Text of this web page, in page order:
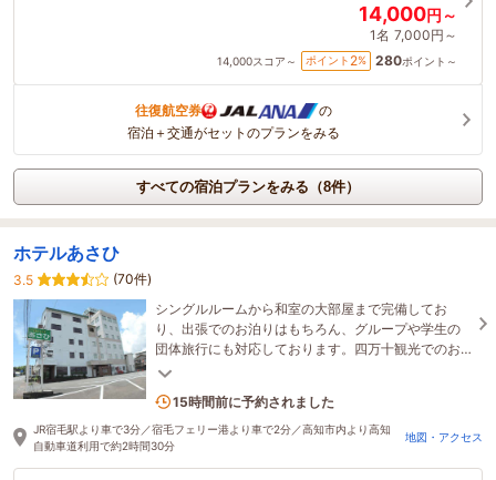
14,000円～
1名 7,000円～
14,000スコア～ ポイント 2% 280ポイント～
往復航空券
の
宿泊＋交通がセットのプランをみる
すべての宿泊プランをみる（8件）
ホテルあさひ
3.5
(70件)
シングルルームから和室の大部屋まで完備してお
り、出張でのお泊りはもちろん、グループや学生の
団体旅行にも対応しております。四万十観光でのお
泊りもOK！無料駐車場完備、夕食・朝食の提供もご
15時間前に予約されました
JR宿毛駅より車で3分／宿毛フェリー港より車で2分／高知市内より高知
自動車道利用で約2時間30分
地図・アクセス